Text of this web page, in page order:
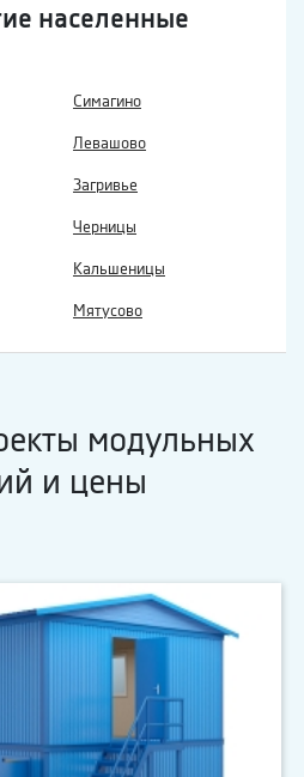
населенные
Симагино
Левашово
Загривье
Черницы
Кальшеницы
Мятусово
модульных
и цены